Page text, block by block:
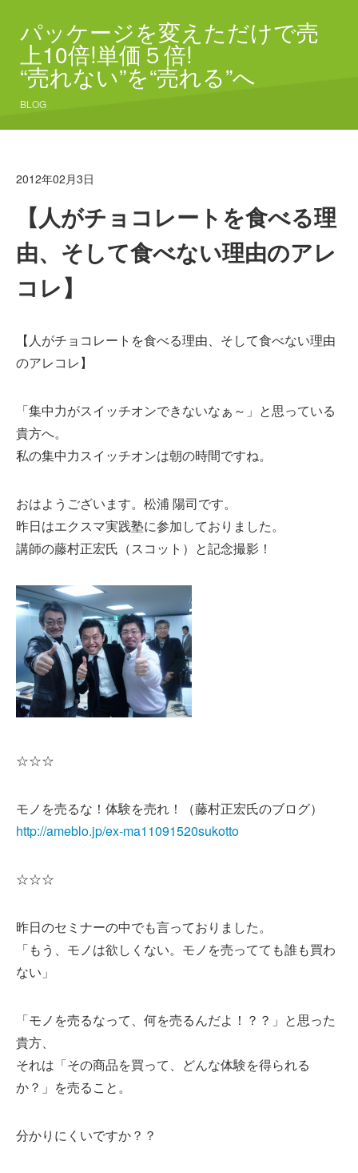
パッケージを変えただけで売
上10倍!単価５倍!
“売れない”を“売れる”へ
BLOG
2012年02月3日
【人がチョコレートを食べる理
由、そして食べない理由のアレ
コレ】
【人がチョコレートを食べる理由、そして食べない理由
のアレコレ】
「集中力がスイッチオンできないなぁ～」と思っている
貴方へ。
私の集中力スイッチオンは朝の時間ですね。
おはようございます。松浦 陽司です。
昨日はエクスマ実践塾に参加しておりました。
講師の藤村正宏氏（スコット）と記念撮影！
☆☆☆
モノを売るな！体験を売れ！（藤村正宏氏のブログ）
http://ameblo.jp/ex-ma11091520sukotto
☆☆☆
昨日のセミナーの中でも言っておりました。
「もう、モノは欲しくない。モノを売ってても誰も買わ
ない」
「モノを売るなって、何を売るんだよ！？？」と思った
貴方、
それは「その商品を買って、どんな体験を得られる
か？」を売ること。
分かりにくいですか？？